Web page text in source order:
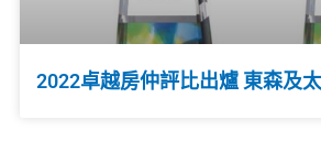
2022卓越房仲評比出爐 東森及